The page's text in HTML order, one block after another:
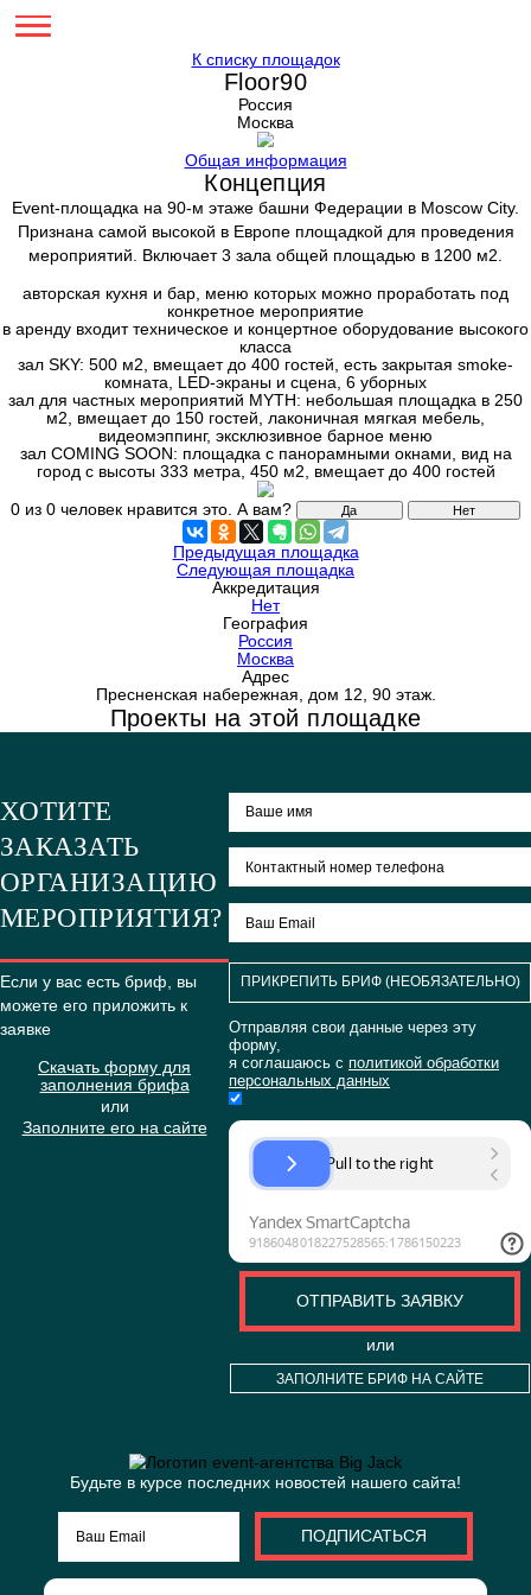
К списку площадок
Floor90
Россия
Общая информация
Концепция
Event-площадка на 90-м этаже башни Федерации в
мероприятий. Включает 3 зала общей площадью в
авторская кухня и бар, меню которых можно
конкретное мероприятие
в аренду входит техническое и концертное
класса
зал SKY: 500 м2, вмещает до 400 гостей, есть
комната, LED-экраны и сцена, 6 уборных
зал для частных мероприятий MYTH: небольшая
м2, вмещает до 150 гостей, лаконичная мягкая
видеомэппинг, эксклюзивное барное меню
зал COMING SOON: площадка с панорамными
город с высоты 333 метра, 450 м2, вмещает до 400
0 из 0 человек нравится это.А вам?
Предыдущая площадка
Следующая площадка
Аккредитация
Нет
География
Адрес
Пресненская набережная, дом 12, 90 этаж.
Проекты на этой площадке
ХОТИТЕ
ЗАКАЗАТЬ
ОРГАНИЗАЦИЮ
МЕРОПРИЯТИЯ?
ПРИКРЕПИТЬ БРИФ
форму,
я соглашаюсь сполитикой
персональных данных
ОТПРАВИТЬ
или